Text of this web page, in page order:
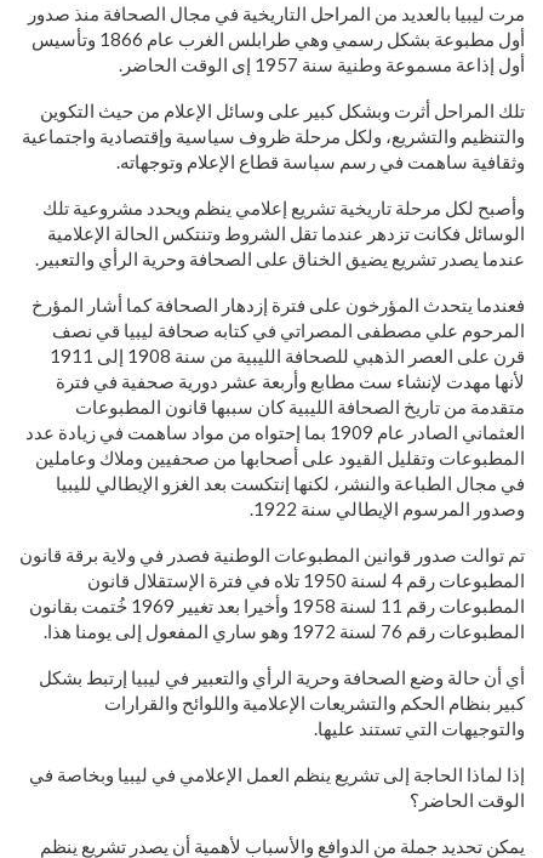
مرت ليبيا بالعديد من المراحل التاريخية في مجال الصحافة منذ صدور
أول مطبوعة بشكل رسمي وهي طرابلس الغرب عام 1866 وتأسيس
أول إذاعة مسموعة وطنية سنة 1957 إى الوقت الحاضر.
تلك المراحل أثرت وبشكل كبير على وسائل الإعلام من حيث التكوين
والتنظيم والتشريع، ولكل مرحلة ظروف سياسية وإقتصادية واجتماعية
وثقافية ساهمت في رسم سياسة قطاع الإعلام وتوجهاته.
وأصبح لكل مرحلة تاريخية تشريع إعلامي ينظم ويحدد مشروعية تلك
الوسائل فكانت تزدهر عندما تقل الشروط وتنتكس الحالة الإعلامية
عندما يصدر تشريع يضيق الخناق على الصحافة وحرية الرأي والتعبير.
فعندما يتحدث المؤرخون على فترة إزدهار الصحافة كما أشار المؤرخ
المرحوم علي مصطفى المصراتي في كتابه صحافة ليبيا قي نصف
قرن على العصر الذهبي للصحافة الليبية من سنة 1908 إلى 1911
لأنها مهدت لإنشاء ست مطابع وأربعة عشر دورية صحفية في فترة
متقدمة من تاريخ الصحافة الليبية كان سببها قانون المطبوعات
العثماني الصادر عام 1909 بما إحتواه من مواد ساهمت في زيادة عدد
المطبوعات وتقليل القيود على أصحابها من صحفيين وملاك وعاملين
في مجال الطباعة والنشر، لكنها إنتكست بعد الغزو الإيطالي لليبيا
وصدور المرسوم الإيطالي سنة 1922.
تم توالت صدور قوانين المطبوعات الوطنية فصدر في ولاية برقة قانون
المطبوعات رقم 4 لسنة 1950 تلاه في فترة الإستقلال قانون
المطبوعات رقم 11 لسنة 1958 وأخيرا بعد تغيير 1969 خُتمت بقانون
المطبوعات رقم 76 لسنة 1972 وهو ساري المفعول إلى يومنا هذا.
أي أن حالة وضع الصحافة وحرية الرأي والتعبير في ليبيا إرتبط بشكل
كبير بنظام الحكم والتشريعات الإعلامية واللوائح والقرارات
والتوجيهات التي تستند عليها.
إذا لماذا الحاجة إلى تشريع ينظم العمل الإعلامي في ليبيا وبخاصة في
الوقت الحاضر؟
يمكن تحديد جملة من الدوافع والأسباب لأهمية أن يصدر تشريع ينظم